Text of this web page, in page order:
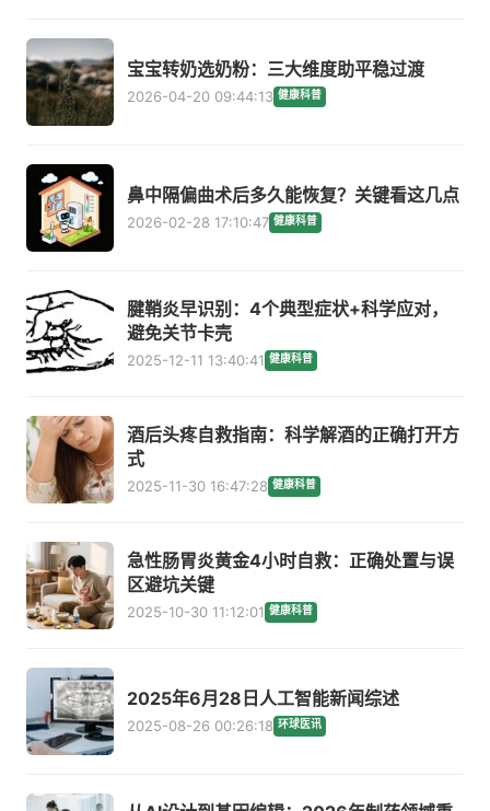
宝宝转奶选奶粉：三大维度助平稳过渡
2026-04-20 09:44:13 健康科普
鼻中隔偏曲术后多久能恢复？关键看这几点
2026-02-28 17:10:47 健康科普
腱鞘炎早识别：4个典型症状+科学应对，
避免关节卡壳
2025-12-11 13:40:41 健康科普
酒后头疼自救指南：科学解酒的正确打开方
式
2025-11-30 16:47:28 健康科普
急性肠胃炎黄金4小时自救：正确处置与误
区避坑关键
2025-10-30 11:12:01 健康科普
2025年6月28日人工智能新闻综述
2025-08-26 00:26:18 环球医讯